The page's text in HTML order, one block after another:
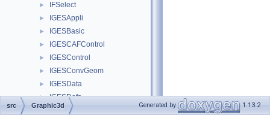
► IFSelect
► IGESAppli
► IGESBasic
► IGESCAFControl
► IGESControl
► IGESConvGeom
► IGESData
► IGESDefs
► IGESDimen
src Graphic3d Generated by 1.13.2